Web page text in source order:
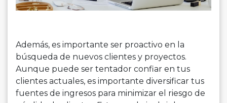
Además, es importante ser proactivo en la
búsqueda de nuevos clientes y proyectos.
Aunque puede ser tentador confiar en tus
clientes actuales, es importante diversificar tus
fuentes de ingresos para minimizar el riesgo de